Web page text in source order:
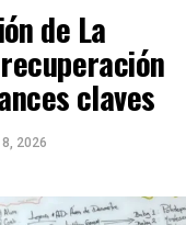
de La
claves
2026